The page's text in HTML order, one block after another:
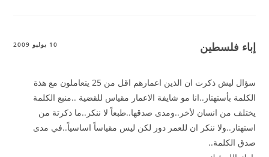
إباء فلسطين 10 يوليو 2009
سؤال ليش ذكرت ان الذين اعمارهم اقل من 25 يتعاملون مع هذة
الكلمة بأستهتار..انا مو شايفة الاعمار مقياس للقضية ..منبع الكلمة
يختلف من انسان لأخر..ومدى صدقها..طبعاً لا ننكر..ما ذكرتة من
استهتار..ولا ننكر ان للعمر دور لكن ليس مقياساً اساسياً..في مدى
صدق الكلمة..